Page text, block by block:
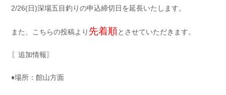
お問い合わせ 会社概要
2/26(日)深場五目釣りの申込締切日を延長いたします。
また、こちらの投稿より 先着順とさせていただきます。
〖追加情報〗
♦場所：館山方面